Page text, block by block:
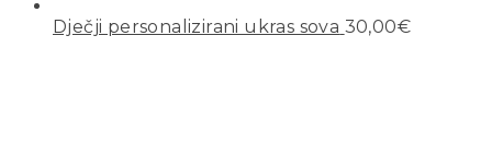
Dječji personalizirani ukras sova 30,00€